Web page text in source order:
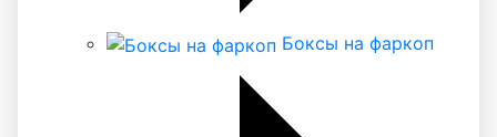
Боксы на фаркоп